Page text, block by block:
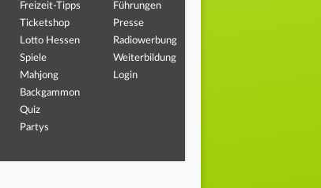
Freizeit-Tipps
Ticketshop
Lotto Hessen
Spiele
Mahjong
Backgammon
Quiz
Partys
Führungen
Presse
Radiowerbung
Weiterbildung
Login